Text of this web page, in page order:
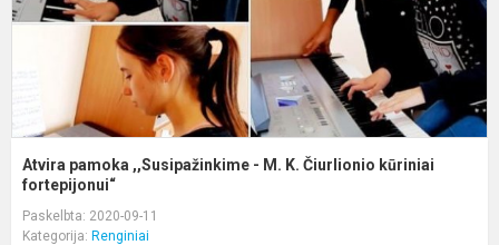
Atvira pamoka ,,Susipažinkime - M. K. Čiurlionio kūriniai
fortepijonui“
Paskelbta: 2020-09-11
Kategorija: Renginiai